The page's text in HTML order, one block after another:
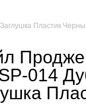
Пластик
014